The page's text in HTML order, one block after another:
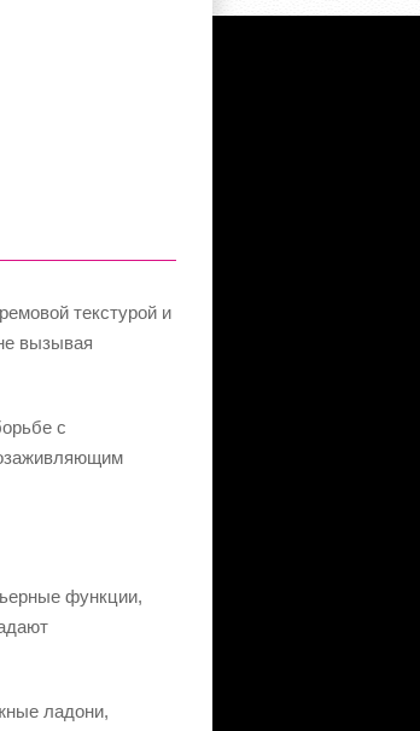
текстурой и
вызывая
с
функции,
ладони,